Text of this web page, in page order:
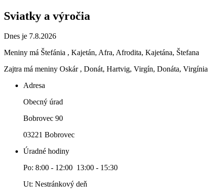
Sviatky a výročia
Dnes je 7.8.2026
Meniny má Štefánia , Kajetán, Afra, Afrodita, Kajetána, Štefana
Zajtra má meniny Oskár , Donát, Hartvig, Virgín, Donáta, Virgínia
Adresa
Obecný úrad
Bobrovec 90
03221 Bobrovec
Úradné hodiny
Po: 8:00 - 12:00 13:00 - 15:30
Ut: Nestránkový deň